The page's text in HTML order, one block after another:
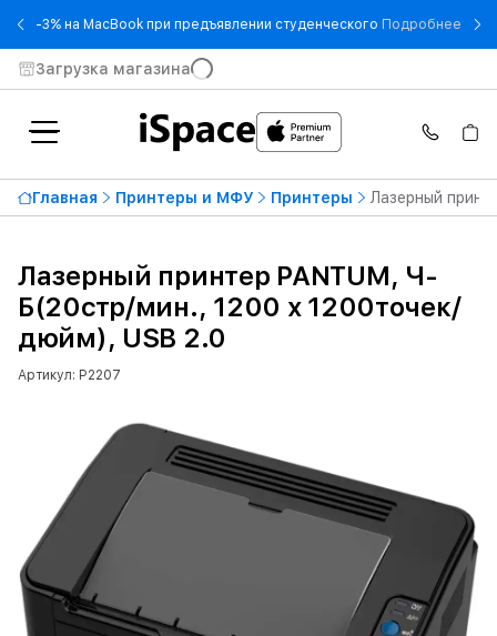
-3% на MacBook при предъявлении студенческого Подробнее - -
Загрузка магазина
Главная Принтеры и МФУ Принтеры Лазерный
Лазерный принтер PANTUM, Ч-
Б(20стр/мин., 1200 x 1200точек/
дюйм), USB 2.0
Артикул: P2207